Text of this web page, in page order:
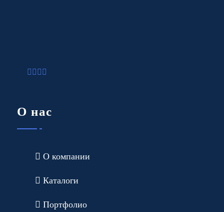
О нас
О компании
Каталоги
Портфолио